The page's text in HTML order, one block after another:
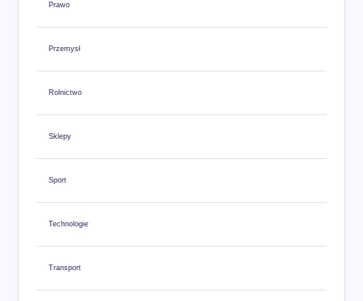
Prawo
Przemysł
Rolnictwo
Sklepy
Sport
Technologie
Transport